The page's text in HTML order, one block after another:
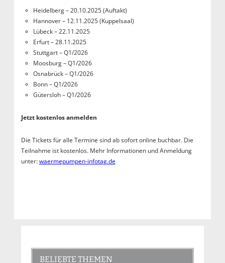
Heidelberg – 20.10.2025 (Auftakt)
Hannover – 12.11.2025 (Kuppelsaal)
Lübeck – 22.11.2025
Erfurt – 28.11.2025
Stuttgart – Q1/2026
Moosburg – Q1/2026
Osnabrück – Q1/2026
Bonn – Q1/2026
Gütersloh – Q1/2026
Jetzt kostenlos anmelden
Die Tickets für alle Termine sind ab sofort online buchbar. Die
Teilnahme ist kostenlos. Mehr Informationen und Anmeldung
unter:waermepumpen-infotag.de
BELIEBTE THEMEN